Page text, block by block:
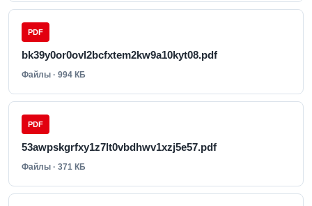
PDF
bk39y0or0ovl2bcfxtem2kw9a10kyt08.pdf
Файлы · 994 КБ
PDF
53awpskgrfxy1z7lt0vbdhwv1xzj5e57.pdf
Файлы · 371 КБ